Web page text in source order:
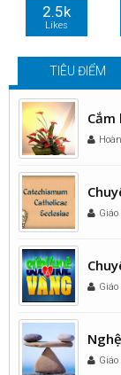
2.5k
Likes
TIÊU ĐIỂM